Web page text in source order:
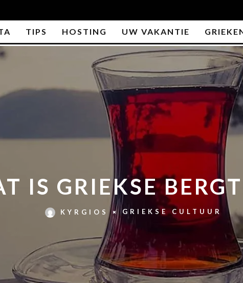
TIPS HOSTING UW VAKANTIE
IS GRIEKSE
KYRGIOS GRIEKSE CULTUUR